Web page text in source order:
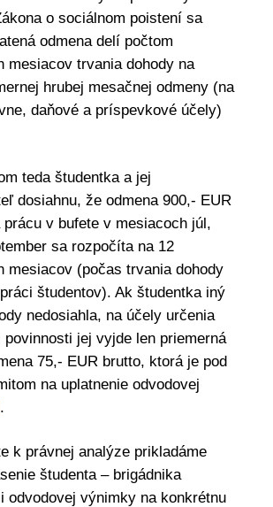
o sociálnom poistení sa
odmena delí počtom
mesiacov trvania dohody na
hrubej mesačnej odmeny (na
daňové a príspevkové účely)
teda študentka a jej
dosiahnu, že odmena 900,- EUR
v bufete v mesiacoch júl,
sa rozpočíta na 12
mesiacov (počas trvania dohody
študentov). Ak študentka iný
nedosiahla, na účely určenia
jej vyjde len priemerná
75,- EUR brutto, ktorá je pod
na uplatnenie odvodovej
.
k právnej analýze prikladáme
študenta – brigádnika
odvodovej výnimky na konkrétnu